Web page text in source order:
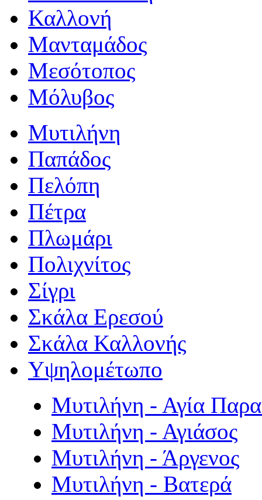
Καλλονή
Μανταμάδος
Μεσότοπος
Μόλυβος
Μυτιλήνη
Παπάδος
Πελόπη
Πέτρα
Πλωμάρι
Πολιχνίτος
Σίγρι
Σκάλα Ερεσού
Σκάλα Καλλονής
Υψηλομέτωπο
Μυτιλήνη - Αγία
Μυτιλήνη - Αγιάσος
Μυτιλήνη - Άργενος
Μυτιλήνη - Βατερά